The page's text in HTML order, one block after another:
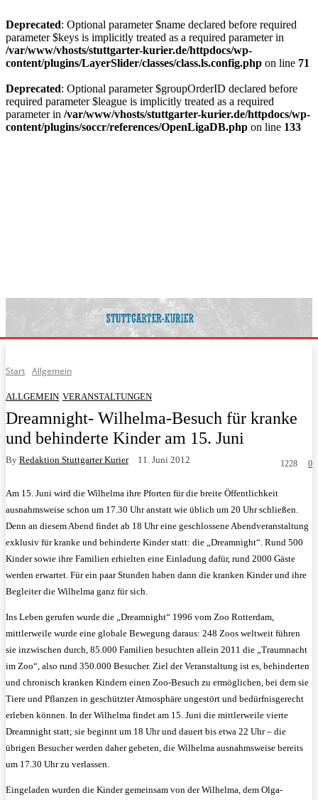
Deprecated: Optional parameter $name declared before required
parameter $keys is implicitly treated as a required parameter in
/var/www/vhosts/stuttgarter-kurier.de/httpdocs/wp-
content/plugins/LayerSlider/classes/class.ls.config.php on line 71
Deprecated: Optional parameter $groupOrderID declared before
required parameter $league is implicitly treated as a required
parameter in /var/www/vhosts/stuttgarter-kurier.de/httpdocs/wp-
content/plugins/soccr/references/OpenLigaDB.php on line 133
Start Allgemein
ALLGEMEIN VERANSTALTUNGEN
Dreamnight- Wilhelma-Besuch für kranke
und behinderte Kinder am 15. Juni
By Redaktion Stuttgarter Kurier 11. Juni 2012 0
1228
Am 15. Juni wird die Wilhelma ihre Pforten für die breite Öffentlichkeit
ausnahmsweise schon um 17.30 Uhr anstatt wie üblich um 20 Uhr schließen.
Denn an diesem Abend findet ab 18 Uhr eine geschlossene Abendveranstaltung
exklusiv für kranke und behinderte Kinder statt: die „Dreamnight“. Rund 500
Kinder sowie ihre Familien erhielten eine Einladung dafür, rund 2000 Gäste
werden erwartet. Für ein paar Stunden haben dann die kranken Kinder und ihre
Begleiter die Wilhelma ganz für sich.
Ins Leben gerufen wurde die „Dreamnight“ 1996 vom Zoo Rotterdam,
mittlerweile wurde eine globale Bewegung daraus: 248 Zoos weltweit führen
sie inzwischen durch, 85.000 Familien besuchten allein 2011 die „Traumnacht
im Zoo“, also rund 350.000 Besucher. Ziel der Veranstaltung ist es, behinderten
und chronisch kranken Kindern einen Zoo-Besuch zu ermöglichen, bei dem sie
Tiere und Pflanzen in geschützter Atmosphäre ungestört und bedürfnisgerecht
erleben können. In der Wilhelma findet am 15. Juni die mittlerweile vierte
Dreamnight statt; sie beginnt um 18 Uhr und dauert bis etwa 22 Uhr – die
übrigen Besucher werden daher gebeten, die Wilhelma ausnahmsweise bereits
um 17.30 Uhr zu verlassen.
Eingeladen wurden die Kinder gemeinsam von der Wilhelma, dem Olga-